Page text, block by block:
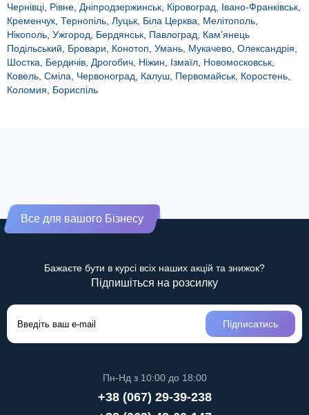
Чернівці Рівне Дніпродзержинськ Кіровоград Івано-Франківськ
Кременчук Тернопіль Луцьк Біла Церква Мелітополь
Нікополь Ужгород Бердянськ Павлоград
Кам’янець
Подільський
Бровари Конотоп Умань Мукачево Олександрія
Шостка
Бердичів Дрогобич Ніжин Ізмаїл Новомосковськ
Ковель Сміла Червоноград Калуш Первомайськ Коростень
Коломия
Бориспіль
Все для вашого Бізнесу
Бажаєте бути в курсі всіх наших акцій та знижок?
Підпишіться на розсилку
Підписатись
Пн-Нд з 10:00 до 18:00
+38 (067) 29-39-238